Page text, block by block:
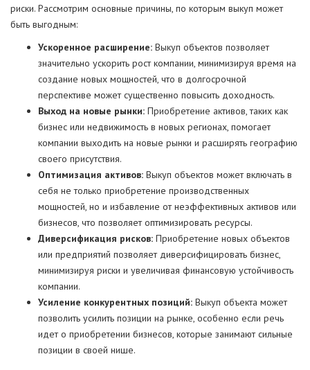
риски. Рассмотрим основные причины, по которым выкуп может
быть выгодным:
Ускоренное расширение: Выкуп объектов позволяет
значительно ускорить рост компании, минимизируя время на
создание новых мощностей, что в долгосрочной
перспективе может существенно повысить доходность.
Выход на новые рынки: Приобретение активов, таких как
бизнес или недвижимость в новых регионах, помогает
компании выходить на новые рынки и расширять географию
своего присутствия.
Оптимизация активов: Выкуп объектов может включать в
себя не только приобретение производственных
мощностей, но и избавление от неэффективных активов или
бизнесов, что позволяет оптимизировать ресурсы.
Диверсификация рисков: Приобретение новых объектов
или предприятий позволяет диверсифицировать бизнес,
минимизируя риски и увеличивая финансовую устойчивость
компании.
Усиление конкурентных позиций: Выкуп объекта может
позволить усилить позиции на рынке, особенно если речь
идет о приобретении бизнесов, которые занимают сильные
позиции в своей нише.